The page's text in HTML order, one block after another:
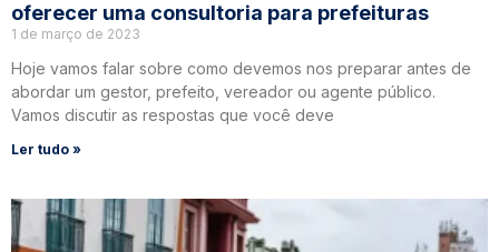
oferecer uma consultoria para prefeituras
1 de março de 2023
Hoje vamos falar sobre como devemos nos preparar antes de
abordar um gestor, prefeito, vereador ou agente público.
Vamos discutir as respostas que você deve
Ler tudo »